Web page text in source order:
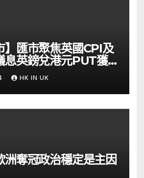
】匯市聚焦英國CPI及
息英鎊兌港元PUT獲資
財經
HK IN UK
洲奪冠政治穩定是主因